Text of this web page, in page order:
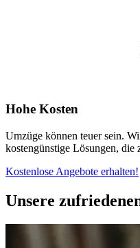
Hohe Kosten
Umzüge können teuer sein.
kostengünstige Lösungen, die
Kostenlose Angebote erhalten!
Unsere